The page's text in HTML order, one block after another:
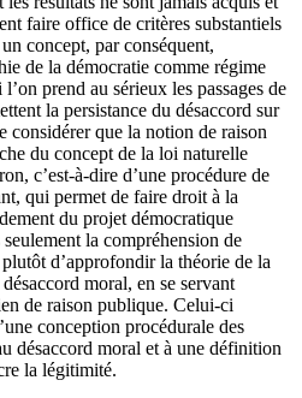
faire office de critères substantiels
concept, par conséquent,
de la démocratie comme régime
prend au sérieux les passages de
la persistance du désaccord sur
considérer que la notion de raison
du concept de la loi naturelle
c’est-à-dire d’une procédure de
qui permet de faire droit à la
du projet démocratique
la compréhension de
d’approfondir la théorie de la
moral, en se servant
de raison publique. Celui-ci
conception procédurale des
désaccord moral et à une définition
la légitimité.